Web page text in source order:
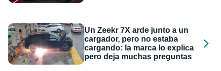
Un Zeekr 7X arde junto a un
cargador, pero no estaba
cargando: la marca lo explica
pero deja muchas preguntas